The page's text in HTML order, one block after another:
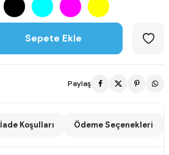
Sepete Ekle
Paylaş
İade Koşulları Ödeme Seçenekleri